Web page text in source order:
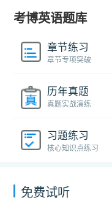
考博英语题库
章节练习
章节专项突破
历年真题
真题实战演练
习题练习
核心知识点练习
免费试听